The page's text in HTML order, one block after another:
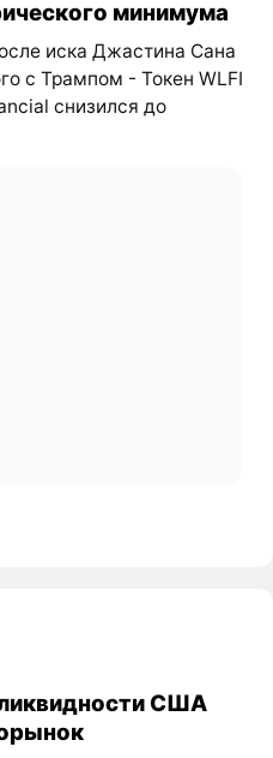
минимума
иска Джастина Сана
с Трампом - Токен WLFI
снизился до
США